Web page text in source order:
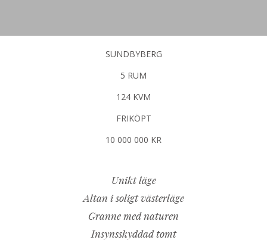
SUNDBYBERG
5 RUM
124 KVM
FRIKÖPT
10 000 000 KR
Unikt läge
Altan i soligt västerläge
Granne med naturen
Insynsskyddad tomt